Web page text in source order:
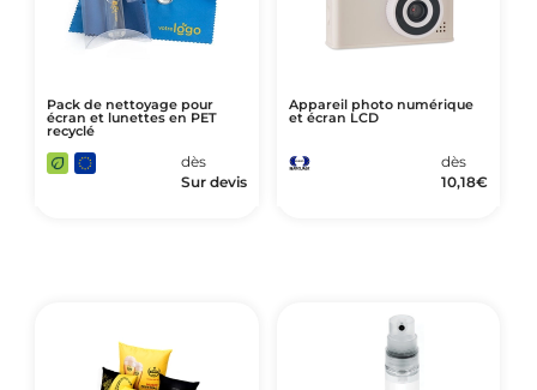
Pack de nettoyage pour
écran et lunettes en PET
recyclé
dès
Sur devis
Appareil photo numérique
et écran LCD
dès
10,18€